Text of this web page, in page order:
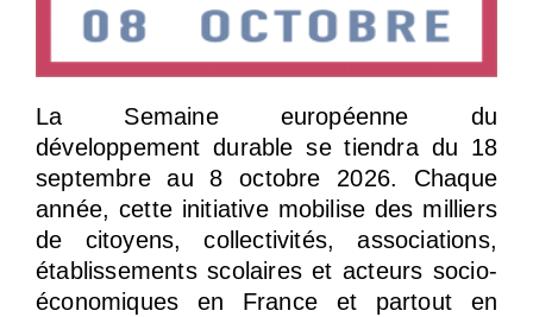
La Semaine européenne du
développement durable se tiendra du 18
septembre au 8 octobre 2026. Chaque
année, cette initiative mobilise des milliers
de citoyens, collectivités, associations,
établissements scolaires et acteurs socio-
économiques en France et partout en